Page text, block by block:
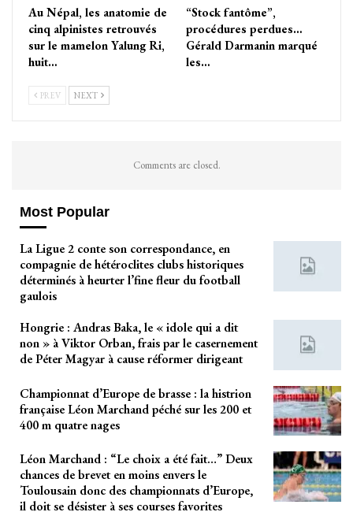
Au Népal, les anatomie de
cinq alpinistes retrouvés
sur le mamelon Yalung Ri,
huit…
“Stock fantôme”,
procédures perdues…
Gérald Darmanin marqué
les…
PREV NEXT
Comments are closed.
Most Popular
La Ligue 2 conte son correspondance, en
compagnie de hétéroclites clubs historiques
déterminés à heurter l’fine fleur du football
gaulois
Hongrie : Andras Baka, le « idole qui a dit
non » à Viktor Orban, frais par le casernement
de Péter Magyar à cause réformer dirigeant
Championnat d’Europe de brasse : la histrion
française Léon Marchand péché sur les 200 et
400 m quatre nages
Léon Marchand : “Le choix a été fait…” Deux
chances de brevet en moins envers le
Toulousain donc des championnats d’Europe,
il doit se désister à ses courses favorites